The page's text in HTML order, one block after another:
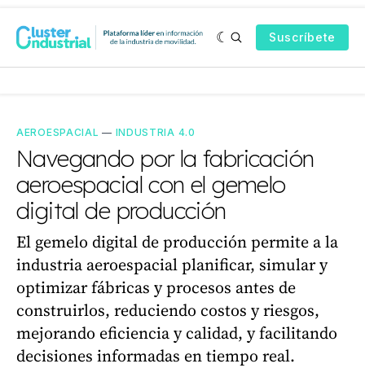
Suscríbete
AEROESPACIAL — INDUSTRIA 4.0
Navegando por la fabricación
aeroespacial con el gemelo
digital de producción
El gemelo digital de producción permite a la
industria aeroespacial planificar, simular y
optimizar fábricas y procesos antes de
construirlos, reduciendo costos y riesgos,
mejorando eficiencia y calidad, y facilitando
decisiones informadas en tiempo real.